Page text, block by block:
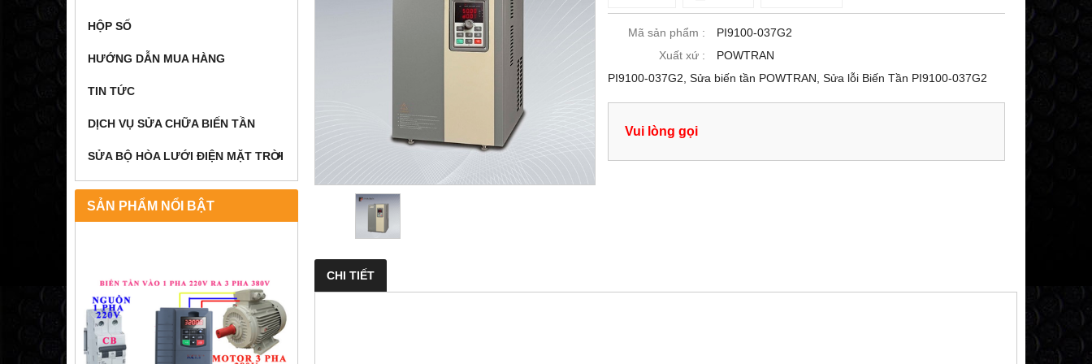
HỘP SỐ
HƯỚNG DẪN MUA HÀNG
TIN TỨC
DỊCH VỤ SỬA CHỮA BIẾN TẦN
SỬA BỘ HÒA LƯỚI ĐIỆN MẶT TRỜI
SẢN PHẨM NỔI BẬT
Mã sản phẩm :
PI9100-037G2
Xuất xứ :
POWTRAN
PI9100-037G2, Sửa biến tần POWTRAN, Sửa lỗi Biến Tần PI9100-037G2
Vui lòng gọi
CHI TIẾT